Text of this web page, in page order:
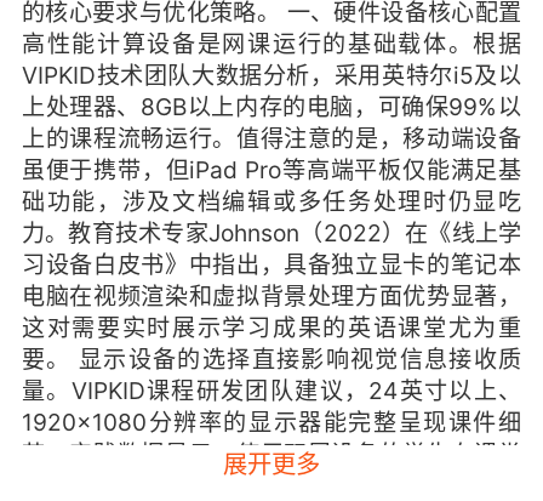
的核心要求与优化策略。 一、硬件设备核心配置
高性能计算设备是网课运行的基础载体。根据
VIPKID技术团队大数据分析，采用英特尔i5及以
上处理器、8GB以上内存的电脑，可确保99%以
上的课程流畅运行。值得注意的是，移动端设备
虽便于携带，但iPad Pro等高端平板仅能满足基
础功能，涉及文档编辑或多任务处理时仍显吃
力。教育技术专家Johnson（2022）在《线上学
习设备白皮书》中指出，具备独立显卡的笔记本
电脑在视频渲染和虚拟背景处理方面优势显著，
这对需要实时展示学习成果的英语课堂尤为重
要。 显示设备的选择直接影响视觉信息接收质
量。VIPKID课程研发团队建议，24英寸以上、
1920×1080分辨率的显示器能完整呈现课件细
节。实践数据显示，使用双屏设备的学生在课堂
笔记效率上提升37%，这印证了哈佛大学教育学
展开更多